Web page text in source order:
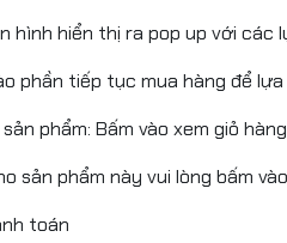
hình hiển thị ra pop up với các
phần tiếp tục mua hàng để
phẩm: Bấm vào xem giỏ hàng
sản phẩm này vui lòng bấm
toán